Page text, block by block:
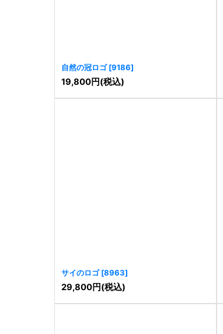
自然の冠ロゴ [9186]
19,800円(税込)
サイのロゴ [8963]
29,800円(税込)